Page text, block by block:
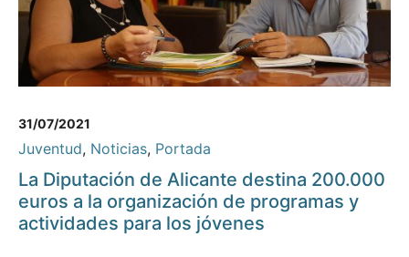
31/07/2021
Juventud, Noticias, Portada
La Diputación de Alicante destina 200.000
euros a la organización de programas y
actividades para los jóvenes